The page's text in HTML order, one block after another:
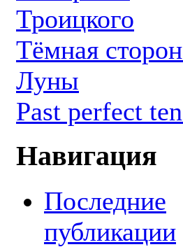
Троицкого
Тёмная
Луны
Past perfect
Навигация
Последние
публикации